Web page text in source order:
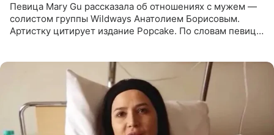
Певица Mary Gu рассказала об отношениях с мужем —
солистом группы Wildways Анатолием Борисовым.
Артистку цитирует издание Popcake. По словам певицы,